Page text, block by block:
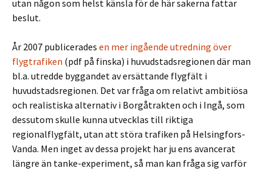
utan någon som helst känsla för de här sakerna fattar
beslut.
År 2007 publicerades en mer ingående utredning över
flygtrafiken (pdf på finska) i huvudstadsregionen där man
bl.a. utredde byggandet av ersättande flygfält i
huvudstadsregionen. Det var fråga om relativt ambitiösa
och realistiska alternativ i Borgåtrakten och i Ingå, som
dessutom skulle kunna utvecklas till riktiga
regionalflygfält, utan att störa trafiken på Helsingfors-
Vanda. Men inget av dessa projekt har ju ens avancerat
längre än tanke-experiment, så man kan fråga sig varför